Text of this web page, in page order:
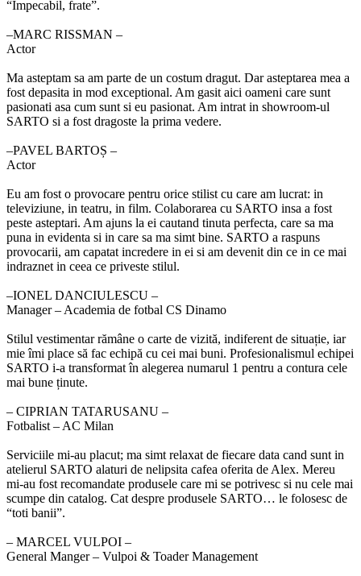
“Impecabil, frate”.
‒MARC RISSMAN –
Actor
Ma asteptam sa am parte de un costum dragut. Dar asteptarea mea a
fost depasita in mod exceptional. Am gasit aici oameni care sunt
pasionati asa cum sunt si eu pasionat. Am intrat in showroom-ul
SARTO si a fost dragoste la prima vedere.
‒PAVEL BARTOȘ –
Actor
Eu am fost o provocare pentru orice stilist cu care am lucrat: in
televiziune, in teatru, in film. Colaborarea cu SARTO insa a fost
peste asteptari. Am ajuns la ei cautand tinuta perfecta, care sa ma
puna in evidenta si in care sa ma simt bine. SARTO a raspuns
provocarii, am capatat incredere in ei si am devenit din ce in ce mai
indraznet in ceea ce priveste stilul.
‒IONEL DANCIULESCU –
Manager – Academia de fotbal CS Dinamo
Stilul vestimentar rămâne o carte de vizită, indiferent de situație, iar
mie îmi place să fac echipă cu cei mai buni. Profesionalismul echipei
SARTO i-a transformat în alegerea numarul 1 pentru a contura cele
mai bune ținute.
‒ CIPRIAN TATARUSANU –
Fotbalist – AC Milan
Serviciile mi-au placut; ma simt relaxat de fiecare data cand sunt in
atelierul SARTO alaturi de nelipsita cafea oferita de Alex. Mereu
mi-au fost recomandate produsele care mi se potrivesc si nu cele mai
scumpe din catalog. Cat despre produsele SARTO… le folosesc de
“toti banii”.
‒ MARCEL VULPOI –
General Manger – Vulpoi & Toader Management